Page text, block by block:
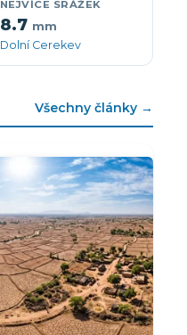
NEJVÍCE SRÁŽEK
8.7 mm
Dolní Cerekev
Všechny články →